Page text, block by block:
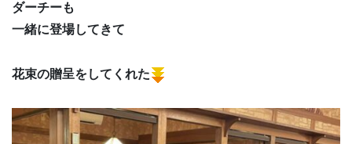
ダーチーも
一緒に登場してきて
花束の贈呈をしてくれた